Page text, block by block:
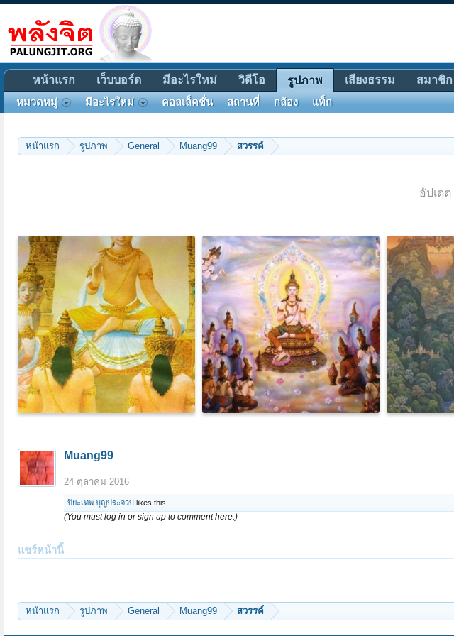
หน้าแรก รูปภาพ General Muang99 สวรรค์
อัปเดต
Muang99
24 ตุลาคม 2016
ปิยะเทพ บุญประจวบ likes this.
(You must log in or sign up to comment here.)
แชร์หน้านี้
หน้าแรก รูปภาพ General Muang99 สวรรค์
หน้าแรก เว็บบอร์ด มีอะไรใหม่ วิดีโอ รูปภาพ
หมวดหมู่ มีอะไรใหม่ คอลเล็คชั่น สถานที่ กล้อง แท็ก
เสียงธรรม สมาชิก